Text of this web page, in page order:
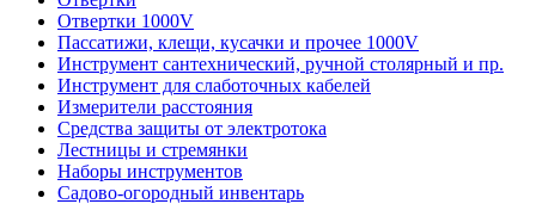
Отвертки 1000V
Пассатижи, клещи, кусачки и прочее 1000V
Инструмент сантехнический, ручной столярный и пр.
Инструмент для слаботочных кабелей
Измерители расстояния
Средства защиты от электротока
Лестницы и стремянки
Наборы инструментов
Садово-огородный инвентарь